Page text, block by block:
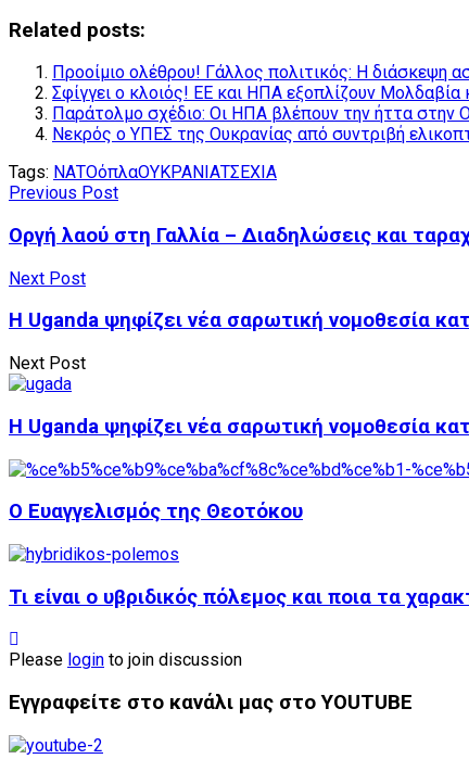
Related posts:
Προοίμιο ολέθρου! Γάλλος πολιτικός: Η διάσκεψη
Σφίγγει ο κλοιός! ΕΕ και ΗΠΑ εξοπλίζουν
Παράτολμο σχέδιο: Οι ΗΠΑ βλέπουν την ήττα στην
Νεκρός ο ΥΠΕΣ της Ουκρανίας από συντριβή
Tags: ΝΑΤΟόπλαΟΥΚΡΑΝΙΑΤΣΕΧΙΑ
Previous Post
Οργή λαού στη Γαλλία – Διαδηλώσεις και
Next Post
Η Uganda ​​ψηφίζει νέα σαρωτική νομοθεσία
Next Post
Η Uganda ​​ψηφίζει νέα σαρωτική νομοθεσία
Ο Ευαγγελισμός της Θεοτόκου
Τι είναι ο υβριδικός πόλεμος και ποια τα
Please login to join discussion
Εγγραφείτε στο κανάλι μας στο YOUTUBE